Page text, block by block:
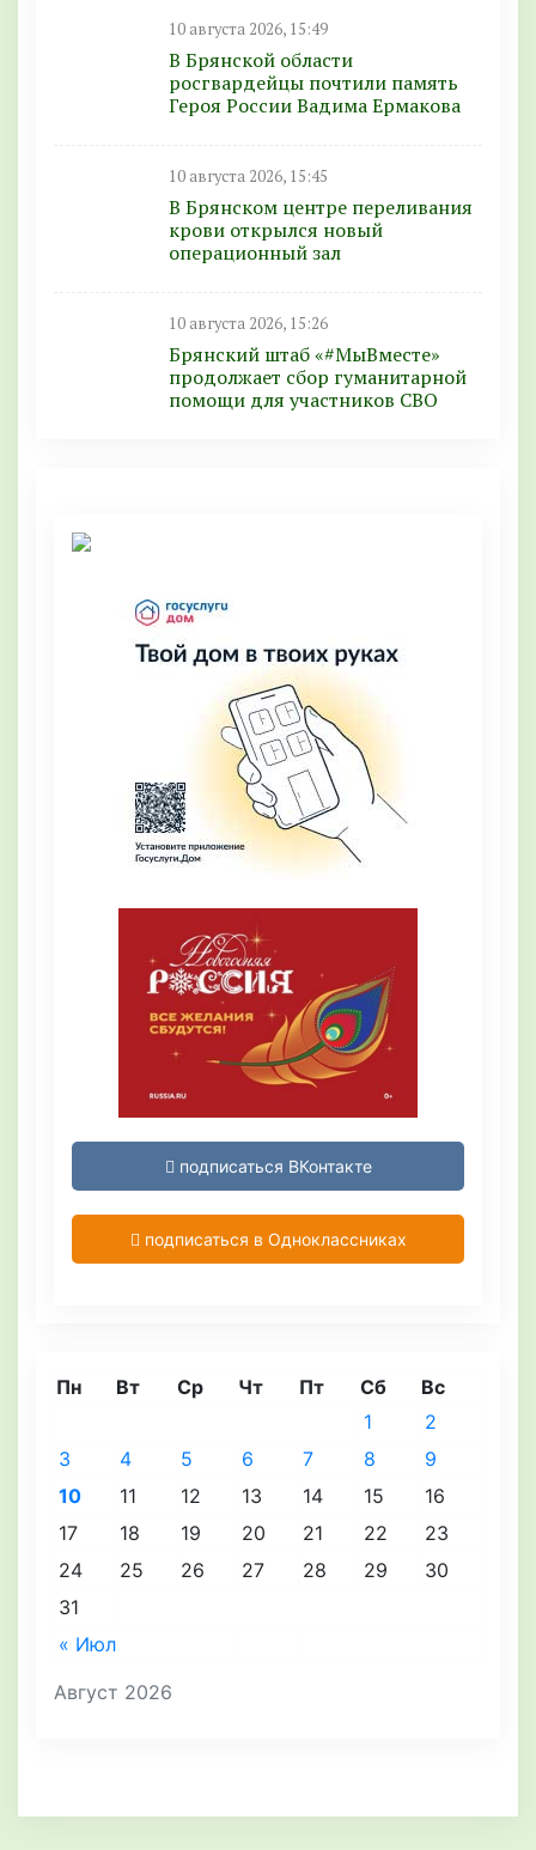
10 августа 2026, 15:49
В Брянской области
росгвардейцы почтили память
Героя России Вадима Ермакова
10 августа 2026, 15:45
В Брянском центре переливания
крови открылся новый
операционный зал
10 августа 2026, 15:26
Брянский штаб «#МыВместе»
продолжает сбор гуманитарной
помощи для участников СВО
подписаться ВКонтакте
подписаться в Одноклассниках
Август 2026
Пн Вт Ср Чт Пт Сб Вс
« Июл
1
2
3
4 5 6 7 8
9
10
11 12 13 14 15
16
17
18 19 20 21 22
23
24
25 26 27 28 29
30
31